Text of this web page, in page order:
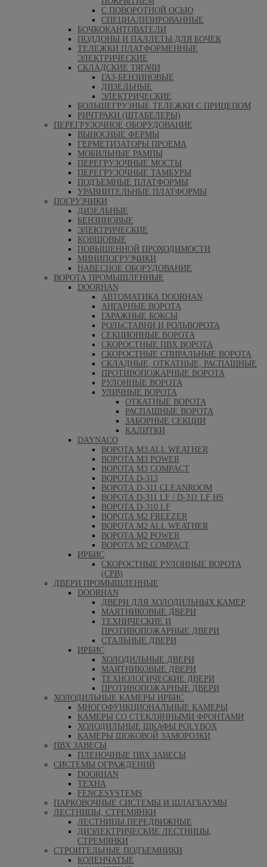
С ПОВОРОТНОЙ ОСЬЮ
СПЕЦИАЛИЗИРОВАННЫЕ
БОЧКОКАНТОВАТЕЛИ
ПОДДОНЫ И ПАЛЛЕТЫ ДЛЯ БОЧЕК
ТЕЛЕЖКИ ПЛАТФОРМЕННЫЕ
ЭЛЕКТРИЧЕСКИЕ
СКЛАДСКИЕ ТЯГАЧИ
ГАЗ-БЕНЗИНОВЫЕ
ДИЗЕЛЬНЫЕ
ЭЛЕКТРИЧЕСКИЕ
БОЛЬШЕГРУЗНЫЕ ТЕЛЕЖКИ С ПРИЦЕПОМ
РИЧТРАКИ (ШТАБЕЛЕРЫ)
ПЕРЕГРУЗОЧНОЕ ОБОРУДОВАНИЕ
ВЫНОСНЫЕ ФЕРМЫ
ГЕРМЕТИЗАТОРЫ ПРОЕМА
МОБИЛЬНЫЕ РАМПЫ
ПЕРЕГРУЗОЧНЫЕ МОСТЫ
ПЕРЕГРУЗОЧНЫЕ ТАМБУРЫ
ПОДЪЕМНЫЕ ПЛАТФОРМЫ
УРАВНИТЕЛЬНЫЕ ПЛАТФОРМЫ
ПОГРУЗЧИКИ
ДИЗЕЛЬНЫЕ
БЕНЗИНОВЫЕ
ЭЛЕКТРИЧЕСКИЕ
КОВШОВЫЕ
ПОВЫШЕННОЙ ПРОХОДИМОСТИ
МИНИПОГРУЗЧИКИ
НАВЕСНОЕ ОБОРУДОВАНИЕ
ВОРОТА ПРОМЫШЛЕННЫЕ
DOORHAN
АВТОМАТИКА DOORHAN
АНГАРНЫЕ ВОРОТА
ГАРАЖНЫЕ БОКСЫ
РОЛЬСТАВНИ И РОЛЬВОРОТА
СЕКЦИОННЫЕ ВОРОТА
СКОРОСТНЫЕ ПВХ ВОРОТА
СКОРОСТНЫЕ СПИРАЛЬНЫЕ ВОРОТА
СКЛАДНЫЕ, ОТКАТНЫЕ, РАСПАШНЫЕ
ПРОТИВОПОЖАРНЫЕ ВОРОТА
РУЛОННЫЕ ВОРОТА
УЛИЧНЫЕ ВОРОТА
ОТКАТНЫЕ ВОРОТА
РАСПАШНЫЕ ВОРОТА
ЗАБОРНЫЕ СЕКЦИИ
КАЛИТКИ
DAYNACO
ВОРОТА M3 ALL WEATHER
ВОРОТА M3 POWER
ВОРОТА M3 COMPACT
ВОРОТА D-313
ВОРОТА D-311 CLEANROOM
ВОРОТА D-311 LF / D-311 LF HS
ВОРОТА D-310 LF
ВОРОТА M2 FREEZER
ВОРОТА M2 ALL WEATHER
ВОРОТА M2 POWER
ВОРОТА M2 COMPACT
ИРБИС
СКОРОСТНЫЕ РУЛОННЫЕ ВОРОТА
(СРВ)
ДВЕРИ ПРОМЫШЛЕННЫЕ
DOORHAN
ДВЕРИ ДЛЯ ХОЛОДИЛЬНЫХ КАМЕР
МАЯТНИКОВЫЕ ДВЕРИ
ТЕХНИЧЕСКИЕ И
ПРОТИВОПОЖАРНЫЕ ДВЕРИ
СТАЛЬНЫЕ ДВЕРИ
ИРБИС
ХОЛОДИЛЬНЫЕ ДВЕРИ
МАЯТНИКОВЫЕ ДВЕРИ
ТЕХНОЛОГИЧЕСКИЕ ДВЕРИ
ПРОТИВОПОЖАРНЫЕ ДВЕРИ
ХОЛОДИЛЬНЫЕ КАМЕРЫ ИРБИС
МНОГОФУНКЦИОНАЛЬНЫЕ КАМЕРЫ
КАМЕРЫ СО СТЕКЛЯННЫМИ ФРОНТАМИ
ХОЛОДИЛЬНЫЕ ШКАФЫ POLYBOX
КАМЕРЫ ШОКОВОЙ ЗАМОРОЗКИ
ПВХ ЗАВЕСЫ
ПЛЕНОЧНЫЕ ПВХ ЗАВЕСЫ
СИСТЕМЫ ОГРАЖДЕНИЙ
DOORHAN
ТЕХНА
FENCESYSTEMS
ПАРКОВОЧНЫЕ СИСТЕМЫ И ШЛАГБАУМЫ
ЛЕСТНИЦЫ, СТРЕМЯНКИ
ЛЕСТНИЦЫ ПЕРЕДВИЖНЫЕ
ДИЭЛЕКТРИЧЕСКИЕ ЛЕСТНИЦЫ,
СТРЕМЯНКИ
СТРОИТЕЛЬНЫЕ ПОДЪЕМНИКИ
КОЛЕНЧАТЫЕ